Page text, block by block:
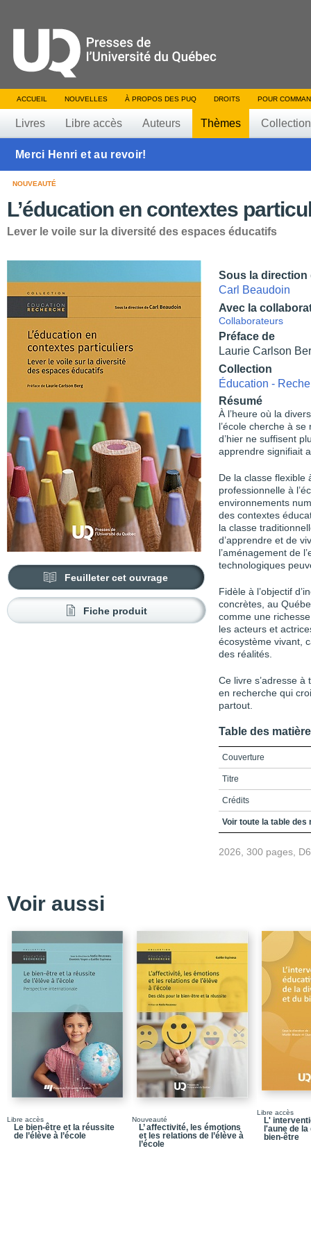
ACCUEIL NOUVELLES À PROPOS DES PUQ DROITS POUR
Livres Libre accès Auteurs Thèmes
Merci Henri et au revoir!
NOUVEAUTÉ
L’éducation en contextes
Lever le voile sur la diversité des espaces éducatifs
Feuilleter cet ouvrage
Fiche produit
Sous la direction
Carl Beaudoin
Avec la
Collaborateurs
Préface de
Laurie Carlson
Collection
Éducation -
Résumé
À l’heure où la
l’école cherche à
d’hier ne suffisent
apprendre signifiait
De la classe flexible
professionnelle à
environnements
des contextes
la classe
d’apprendre et de
l’aménagement de
technologiques
Fidèle à l’objectif
concrètes, au
comme une
les acteurs et
écosystème vivant,
des réalités.
Ce livre s’adresse
en recherche qui
partout.
Table des
Couverture
Titre
Crédits
Préface
Liste des sigles et
Introduction / De la
particuliers
Chapitre 1 / L’équité,
Conclusion
Chapitre 2 / Les
Références
Chapitre 3 / Des
l’enseignement du «
Voir toute la table des
2026, 300 pages,
Voir aussi
Libre accès
Le bien-être et la réussite
de l’élève à l’école
Nouveauté
L’ affectivité, les émotions
et les relations de l’élève à
l’école
Libre accès
L'
l'aune de
bien-être